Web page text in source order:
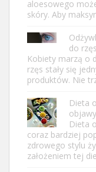
aloesowego
skóry. Aby
do
Kobiety marzą o
rzęs stały się
produktów. Nie
Dieta
Dieta
coraz bardziej
zdrowego stylu
założeniem tej